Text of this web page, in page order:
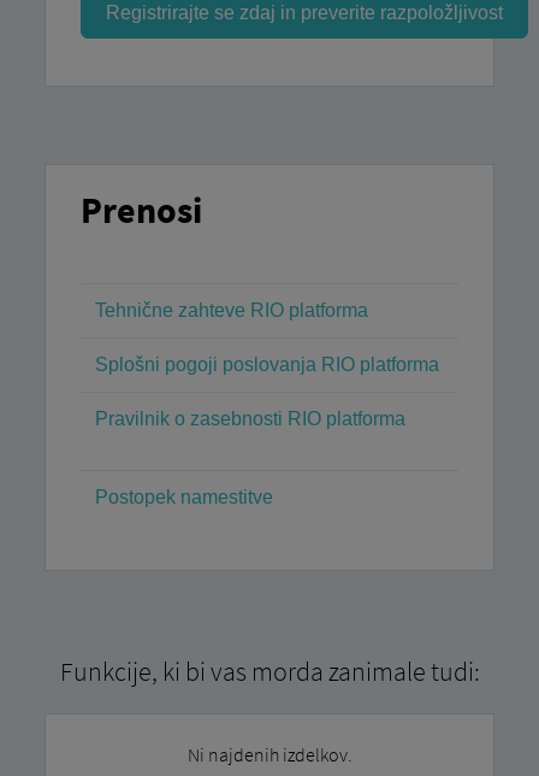
Registrirajte se zdaj in preverite razpoložljivost
Prenosi
Tehnične zahteve RIO platforma
Splošni pogoji poslovanja RIO platforma
Pravilnik o zasebnosti RIO platforma
Postopek namestitve
Funkcije, ki bi vas morda zanimale tudi:
Ni najdenih izdelkov.